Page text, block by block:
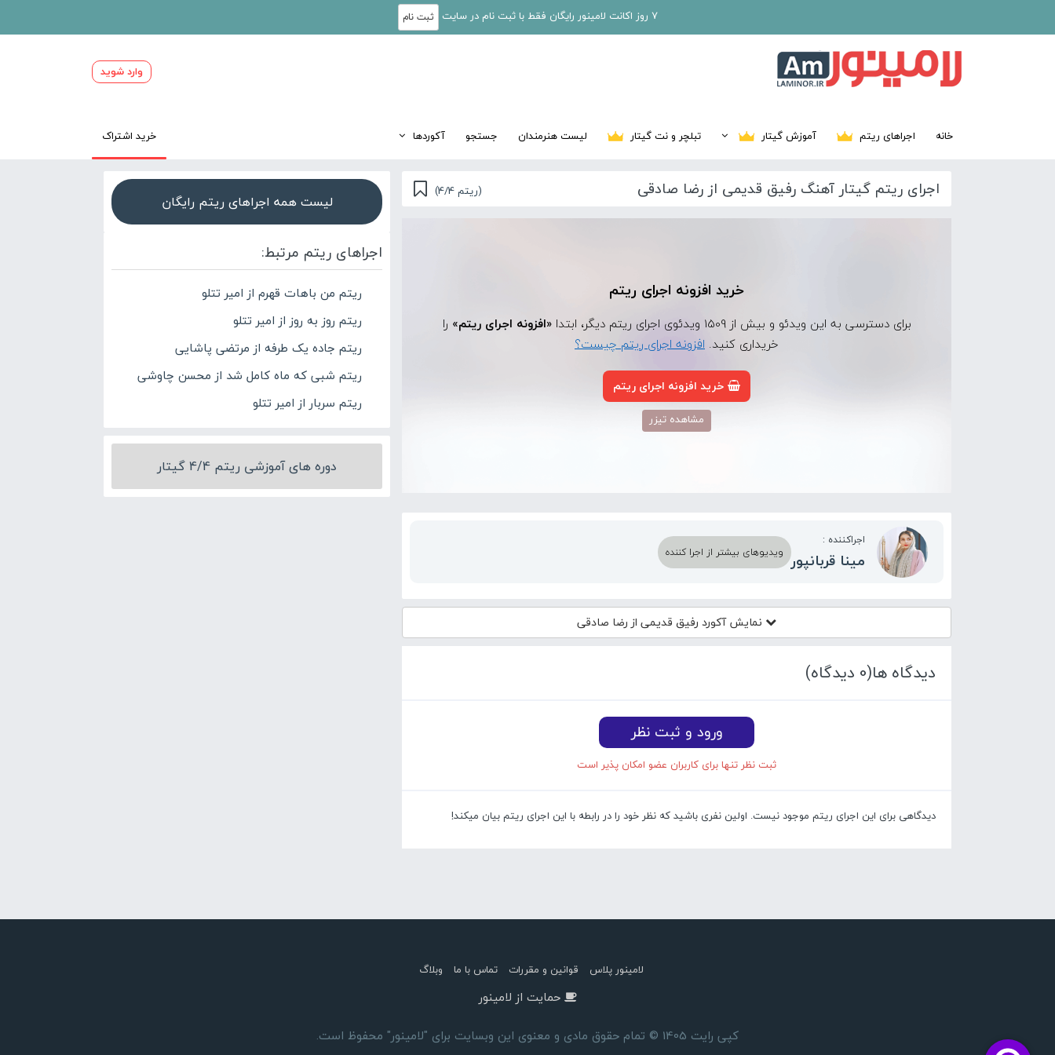
7 روز اکانت لامینور رایگان فقط با ثبت نام در سایت ثبت نام
وارد شوید
خانه اجراهای ریتم آموزش گیتار تبلچر و نت گیتار لیست هنرمندان جستجو آکوردها خرید اشتراک
اجرای ریتم گیتار آهنگ رفیق قدیمی از رضا صادقی (ریتم 4/4)
خرید افزونه اجرای ریتم
برای دسترسی به این ویدئو و بیش از 1509 ویدئوی اجرای ریتم دیگر، ابتدا «افزونه اجرای ریتم» را
خریداری کنید. افزونه اجرای ریتم چیست؟
خرید افزونه اجرای ریتم
مشاهده تیزر
اجراکننده :
مینا قربانپور ویدیوهای بیشتر از اجرا کننده
نمایش آکورد رفیق قدیمی از رضا صادقی
دیدگاه ها(0 دیدگاه)
ورود و ثبت نظر
ثبت نظر تنها برای کاربران عضو امکان پذیر است
دیدگاهی برای این اجرای ریتم موجود نیست. اولین نفری باشید که نظر خود را در رابطه با این اجرای ریتم بیان میکند!
لیست همه اجراهای ریتم رایگان
اجراهای ریتم مرتبط:
ریتم من باهات قهرم از امیر تتلو
ریتم روز به روز از امیر تتلو
ریتم جاده یک طرفه از مرتضی پاشایی
ریتم شبی که ماه کامل شد از محسن چاوشی
ریتم سربار از امیر تتلو
دوره های آموزشی ریتم 4/4 گیتار
لامینور پلاس قوانین و مقررات تماس با ما وبلاگ
حمایت از لامینور
کپی رایت 1405 © تمام حقوق مادی و معنوی این وبسایت برای "لامینور" محفوظ است.